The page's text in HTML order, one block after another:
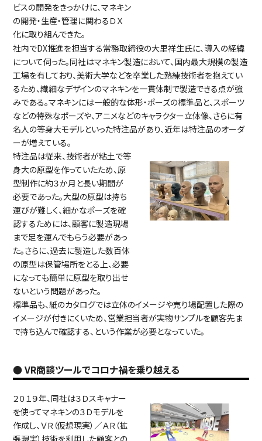
ビスの開発をきっかけに、マネキン
の開発・生産・管理に関わるＤＸ
化に取り組んできた。
社内でDX推進を担当する常務取締役の大里祥生氏に、導入の経緯
について伺った。同社はマネキン製造において、国内最大規模の製造
工場を有しており、美術大学などを卒業した熟練技術者を抱えてい
るため、繊細なデザインのマネキンを一貫体制で製造できる点が強
みである。マネキンには一般的な体形・ポーズの標準品と、スポーツ
などの特殊なポーズや、アニメなどのキャラクター立体像、さらに有
名人の等身大モデルといった特注品があり、近年は特注品のオーダ
ーが増えている。
特注品は従来、技術者が粘土で等
身大の原型を作っていたため、原
型制作に約３か月と長い期間が
必要であった。大型の原型は持ち
運びが難しく、細かなポーズを確
認するためには、顧客に製造現場
まで足を運んでもらう必要があっ
た。さらに、過去に製造した数百体
の原型は保管場所をとる上、必要
になっても簡単に原型を取り出せ
ないという問題があった。
標準品も、紙のカタログでは立体のイメージや売り場配置した際の
イメージが付きにくいため、営業担当者が実物サンプルを顧客先ま
で持ち込んで確認する、という作業が必要となっていた。
● VR商談ツールでコロナ禍を乗り越える
２０１９年、同社は３Ｄスキャナー
を使ってマネキンの３Ｄモデルを
作成し、ＶＲ（仮想現実）／ＡＲ（拡
張現実）技術を利用した顧客との